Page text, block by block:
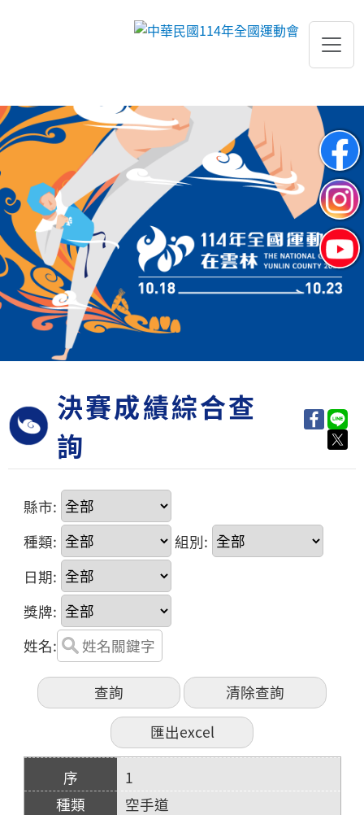
跳到主要內容
決賽成績綜合查
詢
縣市:
種類:
組別:
日期:
獎牌:
姓名:
1
空手道